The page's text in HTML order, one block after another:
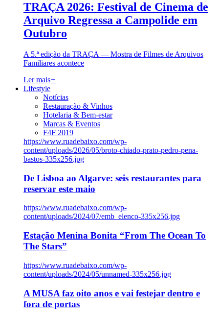
TRAÇA 2026: Festival de Cinema de
Arquivo Regressa a Campolide em
Outubro
A 5.ª edição da TRAÇA — Mostra de Filmes de Arquivos
Familiares acontece
Ler mais+
Lifestyle
Notícias
Restauração & Vinhos
Hotelaria & Bem-estar
Marcas & Eventos
F4F 2019
https://www.ruadebaixo.com/wp-
content/uploads/2026/05/broto-chiado-prato-pedro-pena-
bastos-335x256.jpg
De Lisboa ao Algarve: seis restaurantes para
reservar este maio
https://www.ruadebaixo.com/wp-
content/uploads/2024/07/emb_elenco-335x256.jpg
Estação Menina Bonita “From The Ocean To
The Stars”
https://www.ruadebaixo.com/wp-
content/uploads/2024/05/unnamed-335x256.jpg
A MUSA faz oito anos e vai festejar dentro e
fora de portas